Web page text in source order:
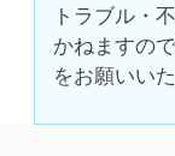
トラブル・
かねますの
をお願いい